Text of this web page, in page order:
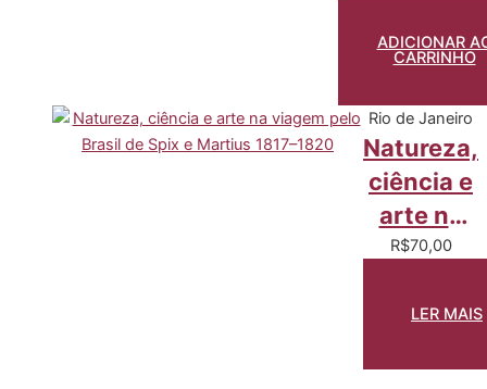
ADICIONAR
CARRINHO
Rio de Janeiro
Natureza,
ciência e
arte na
viagem
Brasil de
R$70,00
LER MAIS